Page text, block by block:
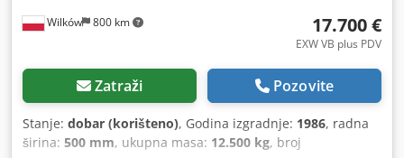
Wilków 800 km 17.700 €
EXW VB plus PDV
Zatraži Pozovite
Stanje: dobar (korišteno), Godina izgradnje: 1986, radna
širina: 500 mm, ukupna masa: 12.500 kg, broj